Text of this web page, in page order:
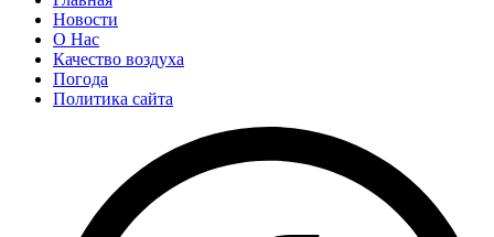
Новости
О Нас
Качество воздуха
Погода
Политика сайта